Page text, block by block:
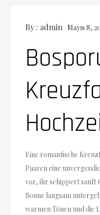
By : admin Mayıs 8,
Eine romantische
Paaren eine
vor, ihr schippert sanft
Sonne langsam
warmen Tönen und die